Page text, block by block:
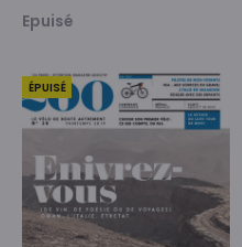
Epuisé
ÉPUISÉ